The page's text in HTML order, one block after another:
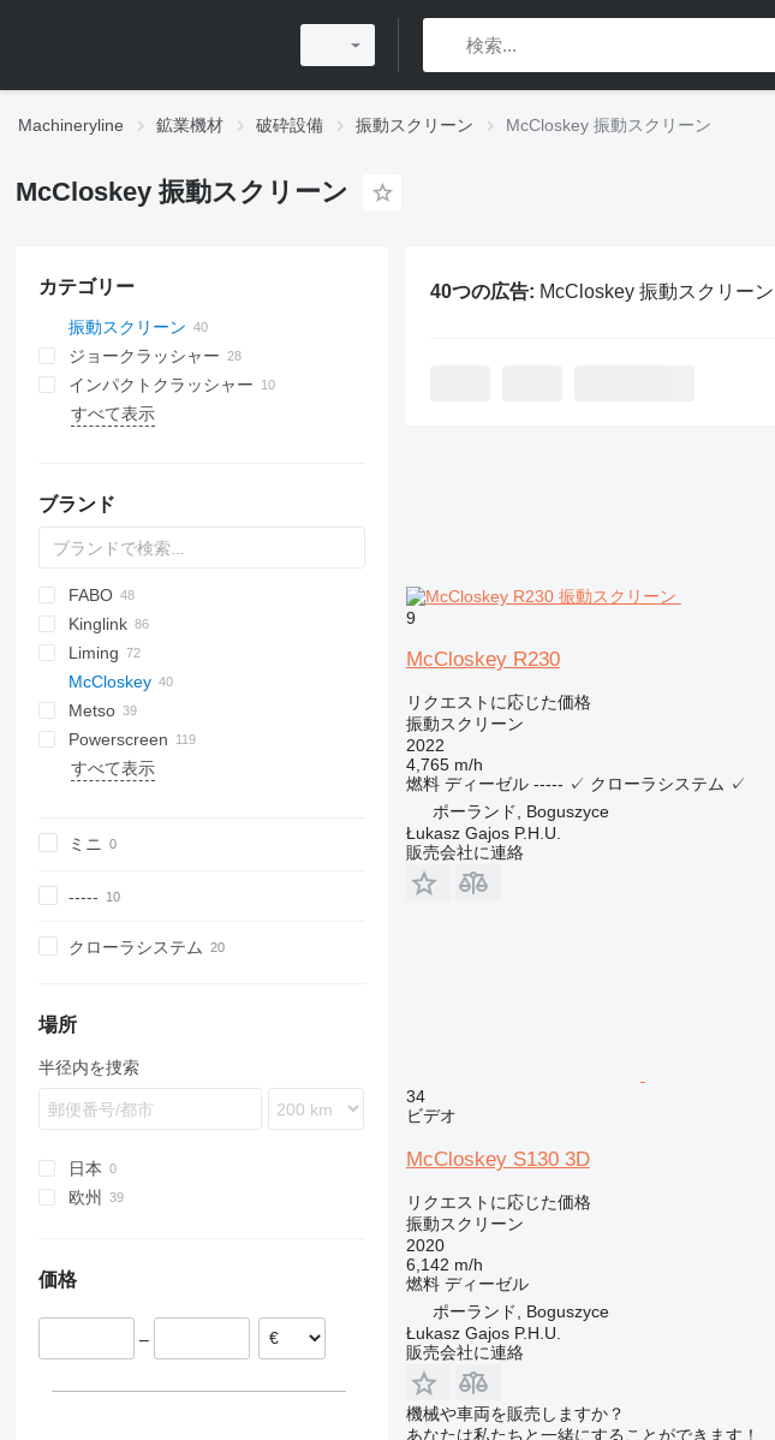
Machineryline 鉱業機材 破砕設備 振動スクリーン McCloskey 振動スクリーン
McCloskey 振動スクリーン
カテゴリー
振動スクリーン
ジョークラッシャー
インパクトクラッシャー
水平軸インパクター
すべて表示
ブランド
DF
60
SM
E-series
S-series
FABO
FTB
FTI
FTS
Fullstar
MCK
ME
542
640
PC
Combo
Explorer
Frontier
Novum
Kinglink
2LSX
KL
ZSW
Mobiscreen
Liming
516
McCloskey
R-series
R70
R105
S-series
S80
V-series
Metso
Lokotrack
Nordberg
Powerscreen
Chieftain
MPB
CS
Remax
QA
820
683
883
T5
1412
Orbital 3000
すべて表示
ミニ
-----
クローラシステム
場所
半径内を捜索
日本
欧州
ドイツ
ノルウェー
価格
–
40つの広告: McCloskey 振動スクリーン
9
McCloskey R230
リクエストに応じた価格
振動スクリーン
2022
4,765 m/h
燃料 ディーゼル ----- ✓ クローラシステム ✓
ポーランド, Boguszyce
Łukasz Gajos P.H.U.
販売会社に連絡
34
ビデオ
McCloskey S130 3D
リクエストに応じた価格
振動スクリーン
2020
6,142 m/h
燃料 ディーゼル
ポーランド, Boguszyce
Łukasz Gajos P.H.U.
販売会社に連絡
機械や車両を販売しますか？
あなたは私たちと一緒にすることができます！